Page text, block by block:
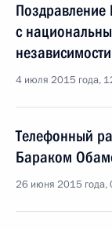
с
независимости
4 июля 2015 года,
Телефонный
Бараком
26 июня 2015 года,